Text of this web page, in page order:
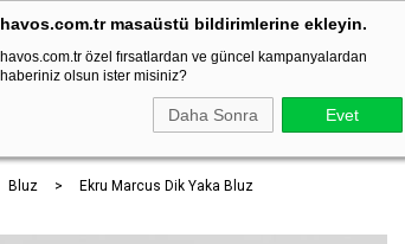
havos.com.tr masaüstü bildirimlerine ekleyin.
havos.com.tr özel fırsatlardan ve güncel kampanyalardan
haberiniz olsun ister misiniz?
Daha Sonra Evet
ARA
Bluz Ekru Marcus Dik Yaka Bluz